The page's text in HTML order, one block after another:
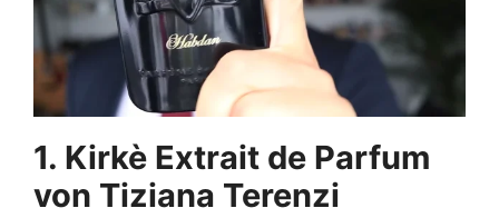
1. Kirkè Extrait de Parfum
von Tiziana Terenzi